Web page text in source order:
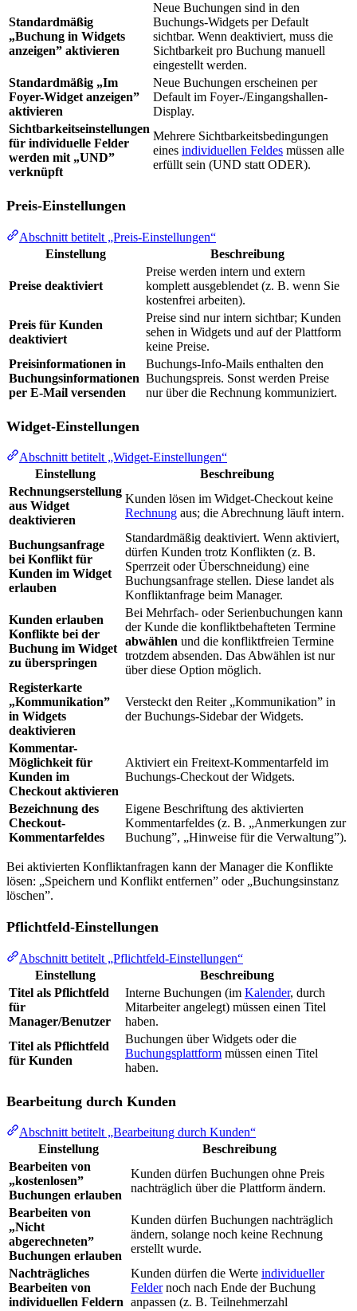
Standardmäßig
„Buchung in Widgets
anzeigen” aktivieren
Neue Buchungen sind in den
Buchungs-Widgets per Default
sichtbar. Wenn deaktiviert, muss die
Sichtbarkeit pro Buchung manuell
eingestellt werden.
Standardmäßig „Im
Foyer-Widget anzeigen”
aktivieren
Neue Buchungen erscheinen per
Default im Foyer-/Eingangshallen-
Display.
Sichtbarkeitseinstellungen
für individuelle Felder
werden mit „UND”
verknüpft
Mehrere Sichtbarkeitsbedingungen
eines individuellen Feldes müssen alle
erfüllt sein (UND statt ODER).
Preis-Einstellungen
Abschnitt betitelt „Preis-Einstellungen“
Einstellung
Beschreibung
Preise deaktiviert
Preise werden intern und extern
komplett ausgeblendet (z. B. wenn Sie
kostenfrei arbeiten).
Preis für Kunden
deaktiviert
Preise sind nur intern sichtbar; Kunden
sehen in Widgets und auf der Plattform
keine Preise.
Preisinformationen in
Buchungsinformationen
per E-Mail versenden
Buchungs-Info-Mails enthalten den
Buchungspreis. Sonst werden Preise
nur über die Rechnung kommuniziert.
Widget-Einstellungen
Abschnitt betitelt „Widget-Einstellungen“
Einstellung
Beschreibung
Rechnungserstellung
aus Widget
deaktivieren
Kunden lösen im Widget-Checkout keine
Rechnung aus; die Abrechnung läuft intern.
Buchungsanfrage
bei Konflikt für
Kunden im Widget
erlauben
Standardmäßig deaktiviert. Wenn aktiviert,
dürfen Kunden trotz Konflikten (z. B.
Sperrzeit oder Überschneidung) eine
Buchungsanfrage stellen. Diese landet als
Konfliktanfrage beim Manager.
Kunden erlauben
Konflikte bei der
Buchung im Widget
zu überspringen
Bei Mehrfach- oder Serienbuchungen kann
der Kunde die konfliktbehafteten Termine
abwählen und die konfliktfreien Termine
trotzdem absenden. Das Abwählen ist nur
über diese Option möglich.
Registerkarte
„Kommunikation”
in Widgets
deaktivieren
Versteckt den Reiter „Kommunikation” in
der Buchungs-Sidebar der Widgets.
Kommentar-
Möglichkeit für
Kunden im
Checkout aktivieren
Aktiviert ein Freitext-Kommentarfeld im
Buchungs-Checkout der Widgets.
Bezeichnung des
Checkout-
Kommentarfeldes
Eigene Beschriftung des aktivierten
Kommentarfeldes (z. B. „Anmerkungen zur
Buchung”, „Hinweise für die Verwaltung”).
Bei aktivierten Konfliktanfragen kann der Manager die Konflikte
lösen: „Speichern und Konflikt entfernen” oder „Buchungsinstanz
löschen”.
Pflichtfeld-Einstellungen
Abschnitt betitelt „Pflichtfeld-Einstellungen“
Einstellung
Beschreibung
Titel als Pflichtfeld
für
Manager/Benutzer
Interne Buchungen (im Kalender, durch
Mitarbeiter angelegt) müssen einen Titel
haben.
Titel als Pflichtfeld
für Kunden
Buchungen über Widgets oder die
Buchungsplattform müssen einen Titel
haben.
Bearbeitung durch Kunden
Abschnitt betitelt „Bearbeitung durch Kunden“
Einstellung
Beschreibung
Bearbeiten von
„kostenlosen”
Buchungen erlauben
Kunden dürfen Buchungen ohne Preis
nachträglich über die Plattform ändern.
Bearbeiten von
„Nicht
abgerechneten”
Buchungen erlauben
Kunden dürfen Buchungen nachträglich
ändern, solange noch keine Rechnung
erstellt wurde.
Nachträgliches
Bearbeiten von
individuellen Feldern
Kunden dürfen die Werte individueller
Feldernoch nach Ende der Buchung
anpassen (z. B. Teilnehmerzahl